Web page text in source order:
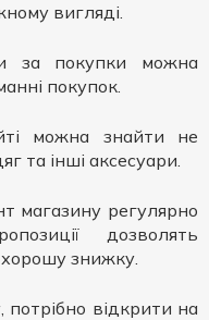
вигляді.
за покупки можна
покупок.
можна знайти не
та інші аксесуари.
магазину регулярно
дозволять
знижку.
відкрити на